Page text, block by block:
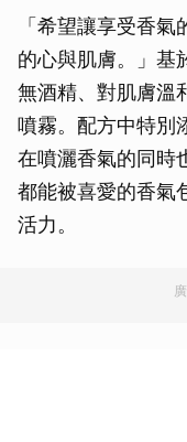
「希望讓享受香
的心與肌膚。」基
無酒精、對肌膚溫
噴霧。配方中特別
在噴灑香氣的同時
都能被喜愛的香氣
活力。